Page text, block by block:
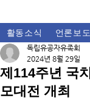
활동소식 언론보도
제114주년 국
모대전 개최
독립유공자유족회
2024년 8월 29일